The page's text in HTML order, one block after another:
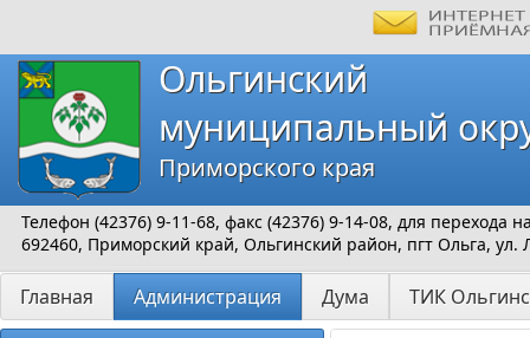
Ольгинский
муниципальный
Приморского края
Телефон (42376) 9-11-68, факс (42376) 9-14-08, для перехода
692460, Приморский край, Ольгинский район, пгт Ольга, ул.
Главная Администрация Дума ТИК